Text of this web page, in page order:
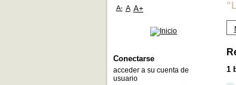
1
A- A A+
Conectarse
acceder a su cuenta de
usuario